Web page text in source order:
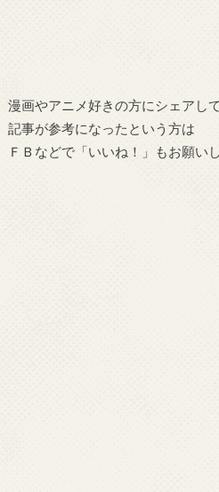
漫画やアニメ好きの方にシェアし
記事が参考になったという方は
ＦＢなどで「いいね！ 」もお願い